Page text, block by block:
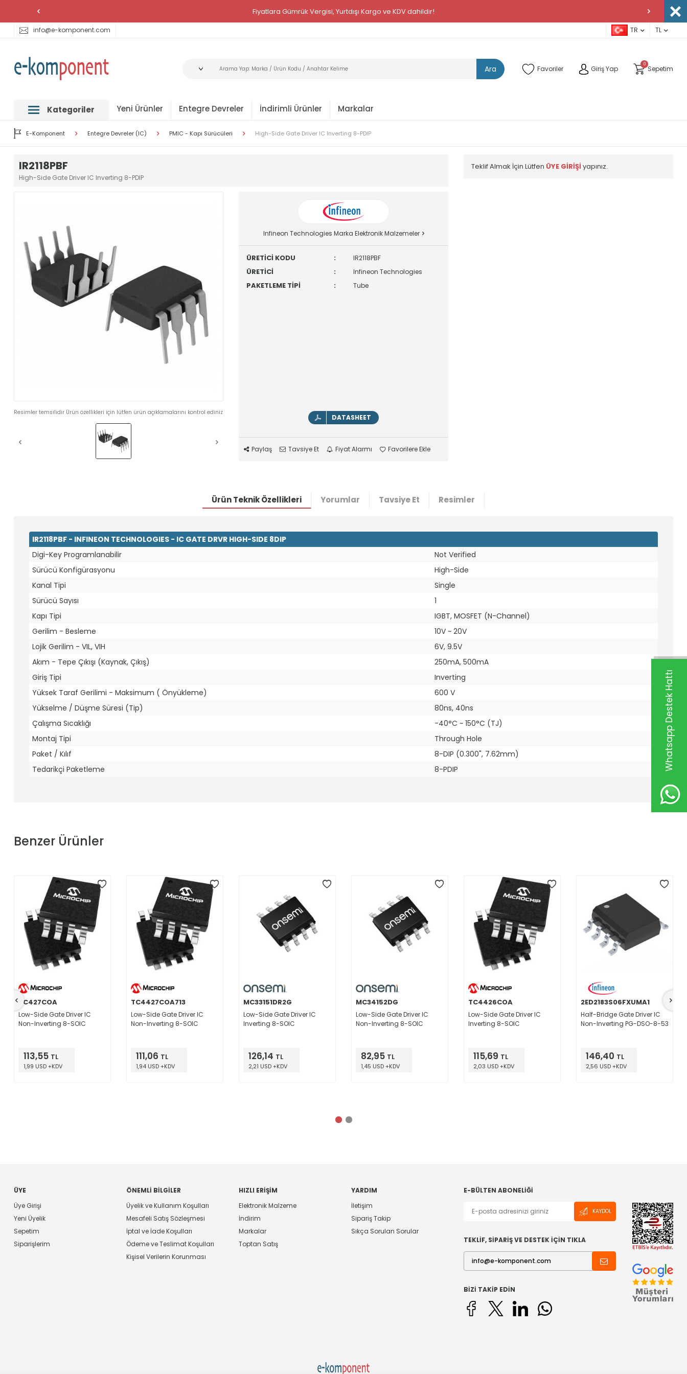
Whatsapp Destek Hattı
Fiyatlara Gümrük Vergisi, Yurtdışı Kargo ve KDV dahildir!
info@e-komponent.com TR TL
Ara Favoriler Giriş Yap
0
Sepetim
Kategoriler Yeni Ürünler Entegre Devreler İndirimli Ürünler Markalar
E-Komponent Entegre Devreler (IC) PMIC - Kapı Sürücüleri High-Side Gate Driver IC Inverting 8-PDIP
IR2118PBF
High-Side Gate Driver IC Inverting 8-PDIP
Resimler temsilidir Ürün özellikleri için lütfen ürün açıklamalarını kontrol ediniz
Infineon Technologies Marka Elektronik Malzemeler
ÜRETİCİ KODU : IR2118PBF
ÜRETİCİ : Infineon Technologies
PAKETLEME TİPİ : Tube
DATASHEET
Paylaş Tavsiye Et Fiyat Alarmı Favorilere Ekle
Teklif Almak İçin Lütfen ÜYE GİRİŞİ yapınız.
Ürün Teknik Özellikleri Yorumlar Tavsiye Et Resimler
IR2118PBF - INFINEON TECHNOLOGIES - IC GATE DRVR HIGH-SIDE 8DIP
Digi-Key Programlanabilir
Not Verified
Sürücü Konfigürasyonu
High-Side
Kanal Tipi
Single
Sürücü Sayısı
1
Kapı Tipi
IGBT, MOSFET (N-Channel)
Gerilim - Besleme
10V ~ 20V
Lojik Gerilim - VIL, VIH
6V, 9.5V
Akım - Tepe Çıkışı (Kaynak, Çıkış)
250mA, 500mA
Giriş Tipi
Inverting
Yüksek Taraf Gerilimi - Maksimum ( Önyükleme)
600 V
Yükselme / Düşme Süresi (Tip)
80ns, 40ns
Çalışma Sıcaklığı
-40°C ~ 150°C (TJ)
Montaj Tipi
Through Hole
Paket / Kılıf
8-DIP (0.300", 7.62mm)
Tedarikçi Paketleme
8-PDIP
Benzer Ürünler
TC427COA
Low-Side Gate Driver IC
Non-Inverting 8-SOIC
113,55 TL
1,99 USD +KDV
TC4427COA713
Low-Side Gate Driver IC
Non-Inverting 8-SOIC
111,06 TL
1,94 USD +KDV
MC33151DR2G
Low-Side Gate Driver IC
Inverting 8-SOIC
126,14 TL
2,21 USD +KDV
MC34152DG
Low-Side Gate Driver IC
Non-Inverting 8-SOIC
82,95 TL
1,45 USD +KDV
TC4426COA
Low-Side Gate Driver IC
Inverting 8-SOIC
115,69 TL
2,03 USD +KDV
2ED2183S06FXUMA1
Half-Bridge Gate Driver IC
Non-Inverting PG-DSO-8-53
146,40 TL
2,56 USD +KDV
ÜYE
Üye Girişi
Yeni Üyelik
Sepetim
Siparişlerim
ÖNEMLI BILGILER
Üyelik ve Kullanım Koşulları
Mesafeli Satış Sözleşmesi
İptal ve İade Koşulları
Ödeme ve Teslimat Koşulları
Kişisel Verilerin Korunması
HIZLI ERIŞIM
Elektronik Malzeme
İndirim
Markalar
Toptan Satış
YARDIM
İletişim
Sipariş Takip
Sıkça Sorulan Sorular
E-BÜLTEN ABONELIĞI
KAYDOL
TEKLİF, SİPARİŞ VE DESTEK İÇİN TIKLA
BIZI TAKIP EDIN